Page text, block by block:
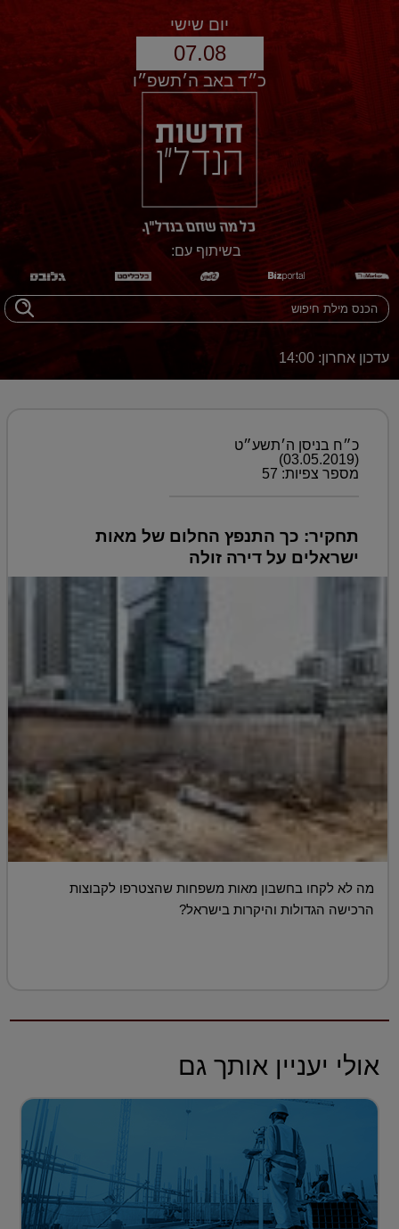
יום שישי
07.08
כ״ד באב ה׳תשפ״ו
בשיתוף עם:
עדכון אחרון: 14:00
כ״ח בניסן ה׳תשע״ט
(03.05.2019)
מספר צפיות: 57
תחקיר: כך התנפץ החלום של מאות
ישראלים על דירה זולה
מה לא לקחו בחשבון מאות משפחות שהצטרפו לקבוצות
הרכישה הגדולות והיקרות בישראל?
אולי יעניין אותך גם